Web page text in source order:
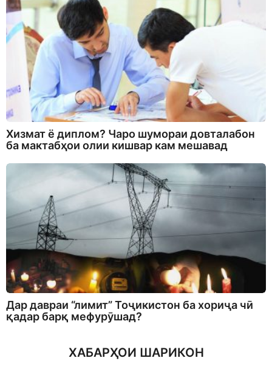
Хизмат ё диплом? Чаро шумораи довталабон
ба мактабҳои олии кишвар кам мешавад
Дар давраи “лимит” Тоҷикистон ба хориҷа чӣ
қадар барқ мефурӯшад?
ХАБАРҲОИ ШАРИКОН